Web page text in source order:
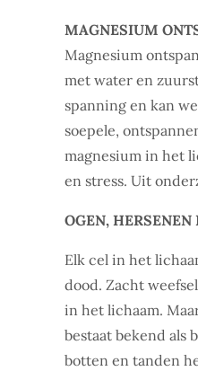
MAGNESIUM
Magnesium
met water en
spanning en kan
soepele,
magnesium in het
en stress. Uit
OGEN,
Elk cel in het
dood. Zacht
in het lichaam.
bestaat bekend als
botten en tanden